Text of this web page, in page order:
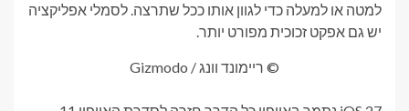
למטה או למעלה כדי לגוון אותו ככל שתרצה. לסמלי אפליקציה
יש גם אפקט זכוכית מפורט יותר.
© ריימונד וונג / Gizmodo